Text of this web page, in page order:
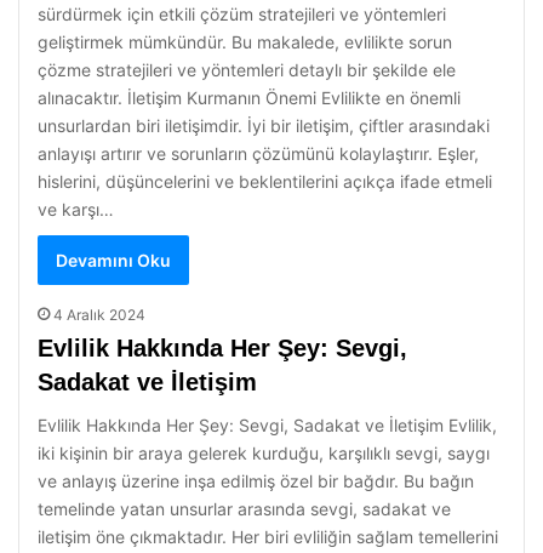
sürdürmek için etkili çözüm stratejileri ve yöntemleri
geliştirmek mümkündür. Bu makalede, evlilikte sorun
çözme stratejileri ve yöntemleri detaylı bir şekilde ele
alınacaktır. İletişim Kurmanın Önemi Evlilikte en önemli
unsurlardan biri iletişimdir. İyi bir iletişim, çiftler arasındaki
anlayışı artırır ve sorunların çözümünü kolaylaştırır. Eşler,
hislerini, düşüncelerini ve beklentilerini açıkça ifade etmeli
ve karşı…
Devamını Oku
4 Aralık 2024
Evlilik Hakkında Her Şey: Sevgi,
Sadakat ve İletişim
Evlilik Hakkında Her Şey: Sevgi, Sadakat ve İletişim Evlilik,
iki kişinin bir araya gelerek kurduğu, karşılıklı sevgi, saygı
ve anlayış üzerine inşa edilmiş özel bir bağdır. Bu bağın
temelinde yatan unsurlar arasında sevgi, sadakat ve
iletişim öne çıkmaktadır. Her biri evliliğin sağlam temellerini